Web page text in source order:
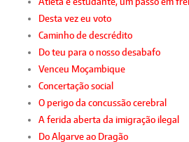
Desta vez eu voto
Caminho de descrédito
Do teu para o nosso desabafo
Venceu Moçambique
Concertação social
O perigo da concussão cerebral
A ferida aberta da imigração ilegal
Do Algarve ao Dragão